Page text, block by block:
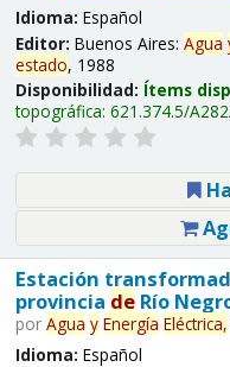
Idioma: Español
Editor: Buenos Aires: Agua
estado, 1988
Disponibilidad: Ítems
topográfica: 621.374.5/
Estación
provincia deRío
por Agua y Energía Eléctrica,
Idioma: Español